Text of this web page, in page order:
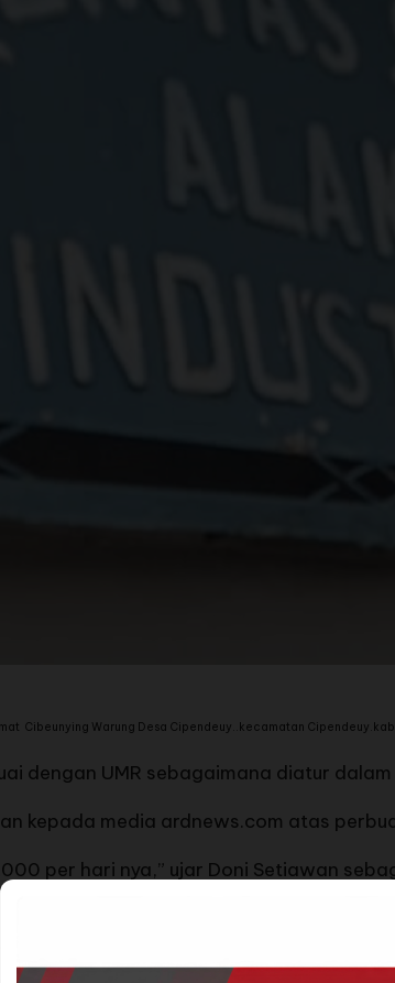
Cibeunying Warung Desa Cipendeuy..kecamatan
dengan UMR sebagaimana diatur
kepada media ardnews.com atas
per hari nya,” ujar Doni Setiawan
upah yang harus dibayarkan